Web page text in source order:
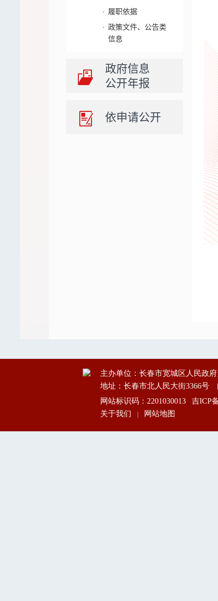
履职依据
政策文件、公告类
信息
政府信息
公开年报
依申请公开